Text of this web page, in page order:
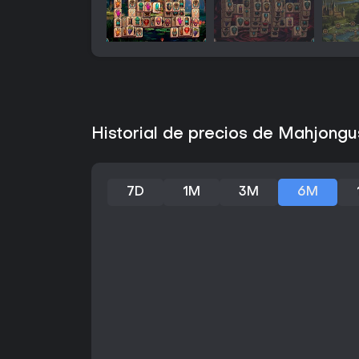
Historial de precios de
7D 1M 3M 6M